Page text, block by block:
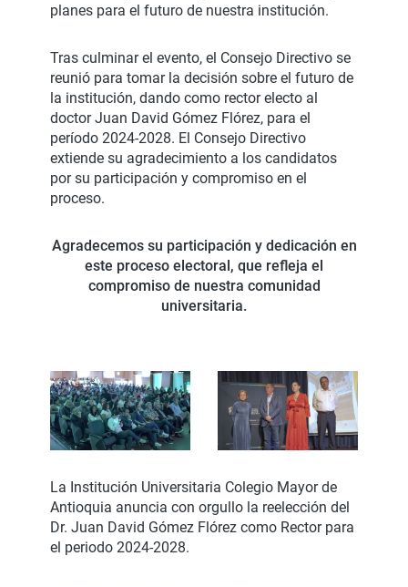
planes para el futuro de nuestra institución.
Tras culminar el evento, el Consejo Directivo se
reunió para tomar la decisión sobre el futuro de
la institución, dando como rector electo al
doctor Juan David Gómez Flórez, para el
período 2024-2028. El Consejo Directivo
extiende su agradecimiento a los candidatos
por su participación y compromiso en el
proceso.
Agradecemos su participación y dedicación en
este proceso electoral, que refleja el
compromiso de nuestra comunidad
universitaria.
La Institución Universitaria Colegio Mayor de
Antioquia anuncia con orgullo la reelección del
Dr. Juan David Gómez Flórez como Rector para
el periodo 2024-2028.